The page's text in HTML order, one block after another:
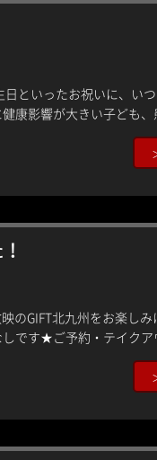
といったお祝いに、い
康影響が大きい子ども
のGIFT北九州をお楽しみ
です★ご予約・テイクア